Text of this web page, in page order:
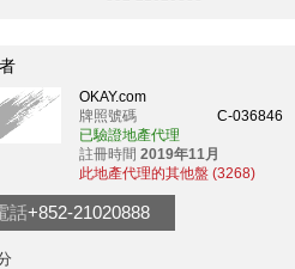
OKAY.com
牌照號碼
C-036846
已驗證地產代理
註冊時間 2019年11月
此地產代理的其他盤 (3268)
話+852-21020888